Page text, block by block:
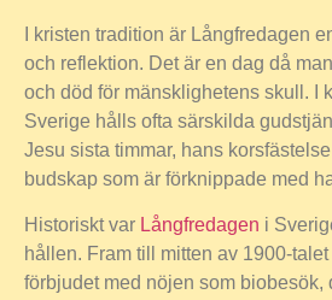
I kristen tradition är Långfredagen
och reflektion. Det är en dag då
och död för mänsklighetens skull. I
Sverige hålls ofta särskilda
Jesu sista timmar, hans
budskap som är förknippade med
Historiskt var Långfredagen i
hållen. Fram till mitten av 1900-
förbjudet med nöjen som biobesök,